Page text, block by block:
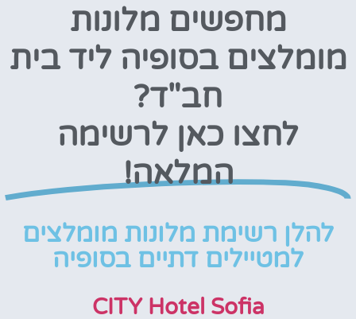
מחפשים מלונות
מומלצים בסופיה ליד בית
חב"ד?
לחצו כאן לרשימה
המלאה!
להלן רשימת מלונות מומלצים
למטיילים דתיים בסופיה
CITY Hotel Sofia